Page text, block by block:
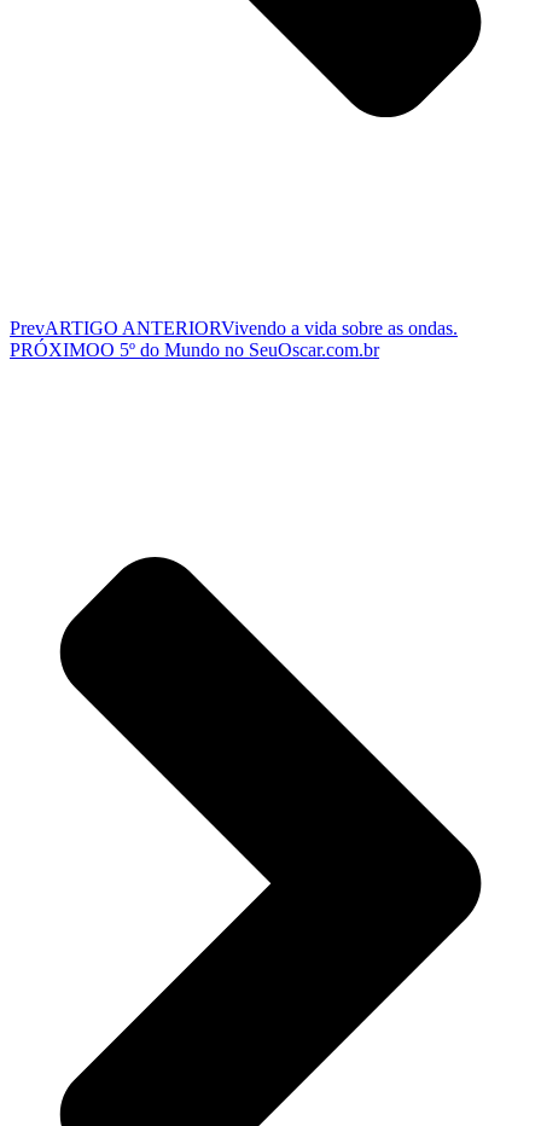
PrevARTIGO ANTERIORVivendo a vida sobre as ondas.
PRÓXIMOO 5º do Mundo no SeuOscar.com.br